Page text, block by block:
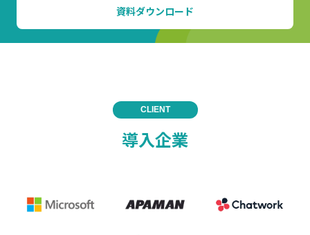
資料ダウンロード
CLIENT
導入企業